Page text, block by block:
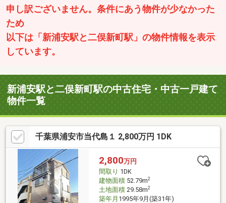
申し訳ございません。条件にあう物件が少なかった
ため
以下は「新浦安駅と二俣新町駅」の物件情報を表示
しています。
新浦安駅と二俣新町駅の中古住宅・中古一戸建て
物件一覧
千葉県浦安市当代島１ 2,800万円 1DK
2,800万円
間取り 1DK
建物面積52.79m2
土地面積29.58m2
築年月 1995年9月(築31年)